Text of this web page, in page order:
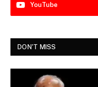
YouTube
DON'T MISS